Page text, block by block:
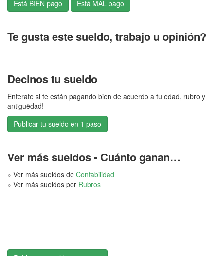
Te gusta este sueldo, trabajo u opinión?
Decinos tu sueldo
Enterate si te están pagando bien de acuerdo a tu edad, rubro y
antiguëdad!
Publicar tu sueldo en 1 paso
Ver más sueldos - Cuánto ganan…
» Ver más sueldos de Contabilidad
» Ver más sueldos por Rubros